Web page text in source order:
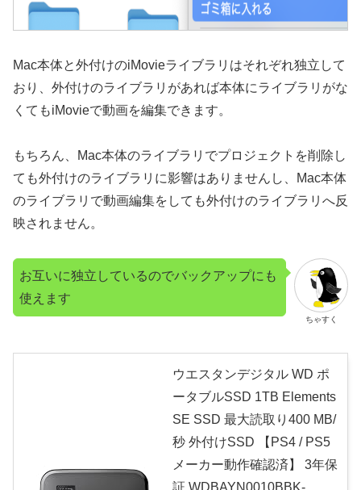
Mac本体と外付けのiMovieライブラリはそれぞれ独立して
おり、外付けのライブラリがあれば本体にライブラリがな
くてもiMovieで動画を編集できます。
もちろん、Mac本体のライブラリでプロジェクトを削除し
ても外付けのライブラリに影響はありませんし、Mac本体
のライブラリで動画編集をしても外付けのライブラリへ反
映されません。
ちゃすく
お互いに独立しているのでバックアップにも
使えます
ウエスタンデジタル WD ポ
ータブルSSD 1TB Elements
SE SSD 最大読取り400 MB/
秒 外付けSSD 【PS4 / PS5
メーカー動作確認済】 3年保
証 WDBAYN0010BBK-